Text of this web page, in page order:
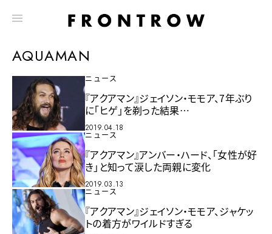
AQUAMAN
ニュース
『アクアマン』ジェイソン・モモア、7年ぶり
に「ヒゲ」を剃った結果…
2019.04.18
ニュース
『アクアマン』アンバー・ハード、「女性が好
き」と知って涙した両親に変化
2019.03.13
ニュース
『アクアマン』ジェイソン・モモア、ジャケッ
トの着方がワイルドすぎる